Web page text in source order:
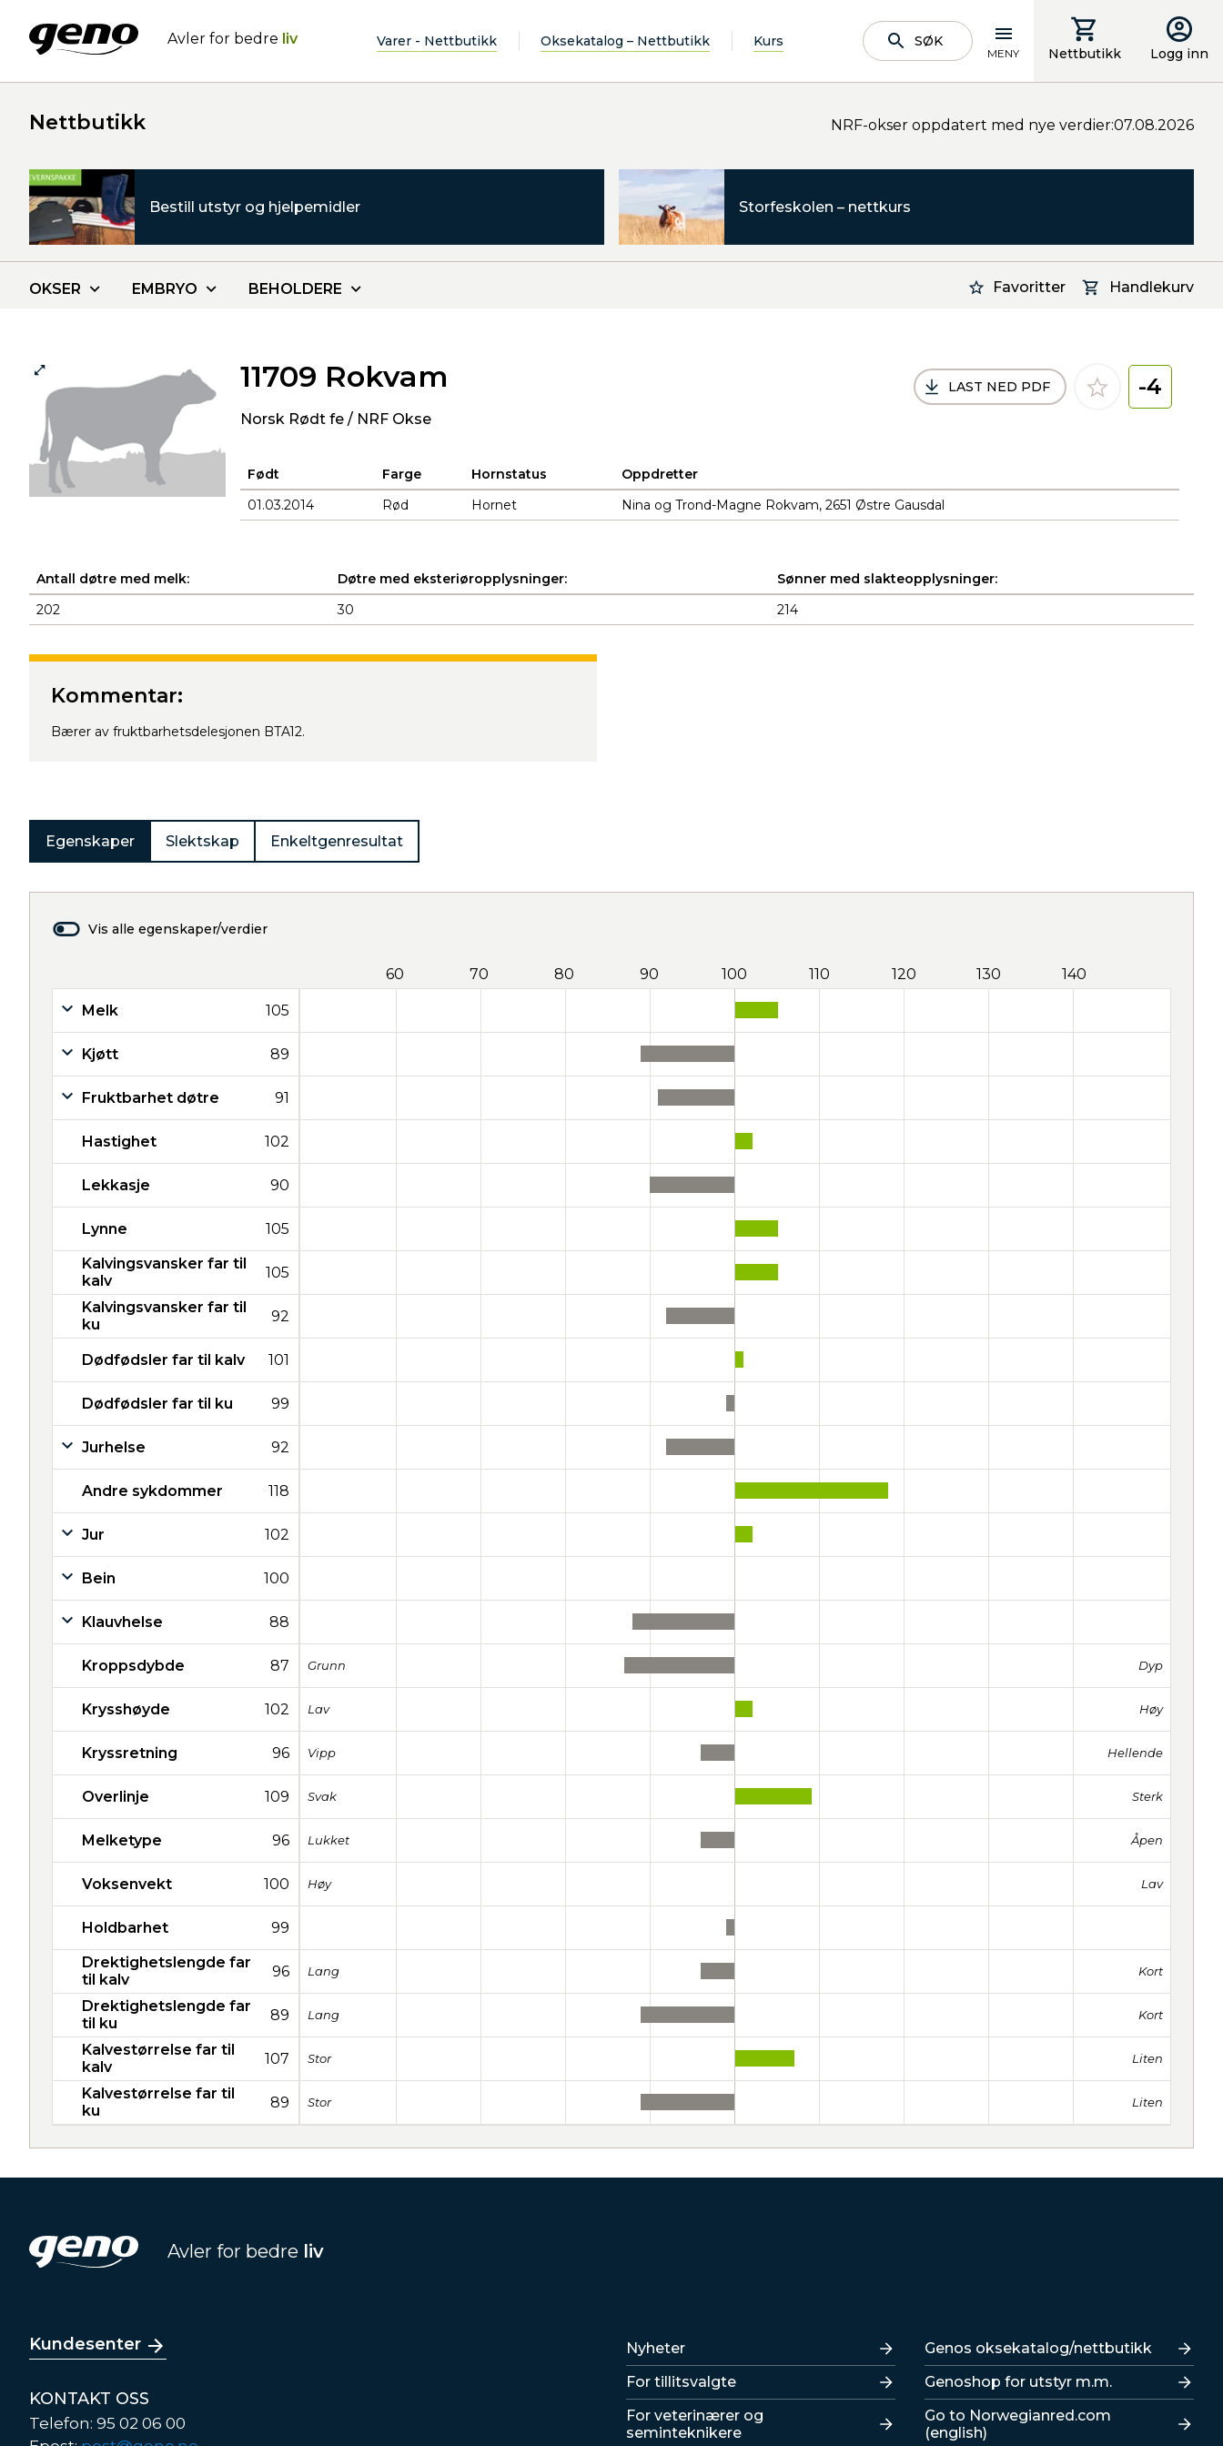
Avler for bedre liv Varer - Nettbutikk Oksekatalog – Nettbutikk Kurs SØK
MENY Nettbutikk Logg inn
Nettbutikk NRF-okser oppdatert med nye verdier:07.08.2026
Bestill utstyr og hjelpemidler Storfeskolen – nettkurs
Favoritter Handlekurv
OKSER EMBRYO BEHOLDERE
11709 Rokvam
Norsk Rødt fe / NRF Okse
LAST NED PDF -4
Født Farge Hornstatus
Oppdretter
01.03.2014
Rød Hornet Nina og Trond-Magne Rokvam, 2651 Østre Gausdal
Antall døtre med melk: Døtre med eksteriøropplysninger:
Sønner med slakteopplysninger:
202
30 214
Produkter
Kommentar:
Bærer av fruktbarhetsdelesjonen BTA12.
Egenskaper Slektskap Enkeltgenresultat
Vis alle egenskaper/verdier
60 70 80 90 100 110 120 130 140
Melk 105
Kjøtt 89
Fruktbarhet døtre 91
Hastighet 102
Lekkasje 90
Lynne 105
Kalvingsvansker far til
kalv
105
Kalvingsvansker far til
ku
92
Dødfødsler far til kalv 101
Dødfødsler far til ku 99
Jurhelse 92
Andre sykdommer 118
Jur 102
Bein 100
Klauvhelse 88
Kroppsdybde 87 Grunn Dyp
Krysshøyde 102 Lav Høy
Kryssretning 96 Vipp Hellende
Overlinje 109 Svak Sterk
Melketype 96 Lukket Åpen
Voksenvekt 100 Høy Lav
Holdbarhet 99
Drektighetslengde far
til kalv
96 Lang Kort
Drektighetslengde far
til ku
89 Lang Kort
Kalvestørrelse far til
kalv
107 Stor Liten
Kalvestørrelse far til
ku
89 Stor Liten
Avler for bedre liv
Kundesenter
KONTAKT OSS
Telefon: 95 02 06 00
Lenker
Nyheter
For tillitsvalgte
For veterinærer og
seminteknikere
Lenker
Genos oksekatalog/nettbutikk
Genoshop for utstyr m.m.
Go to Norwegianred.com
(english)